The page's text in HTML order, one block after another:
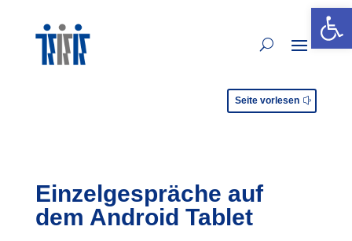
Seite vorlesen
Einzelgespräche auf
dem Android Tablet